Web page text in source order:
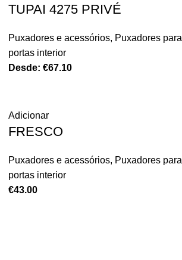
TUPAI 4275 PRIVÉ
Puxadores e acessórios, Puxadores para
portas interior
Desde: €67.10
Adicionar
FRESCO
Puxadores e acessórios, Puxadores para
portas interior
€43.00